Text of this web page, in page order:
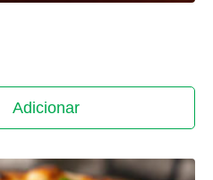
Adicionar